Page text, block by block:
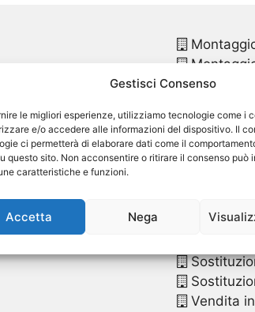
Gestisci Consenso
le migliori esperienze, utilizziamo tecnologie come i
e/o accedere alle informazioni del dispositivo. Il
ci permetterà di elaborare dati come il
questo sito. Non acconsentire o ritirare il consenso può
caratteristiche e funzioni.
Accetta Nega
Vendita